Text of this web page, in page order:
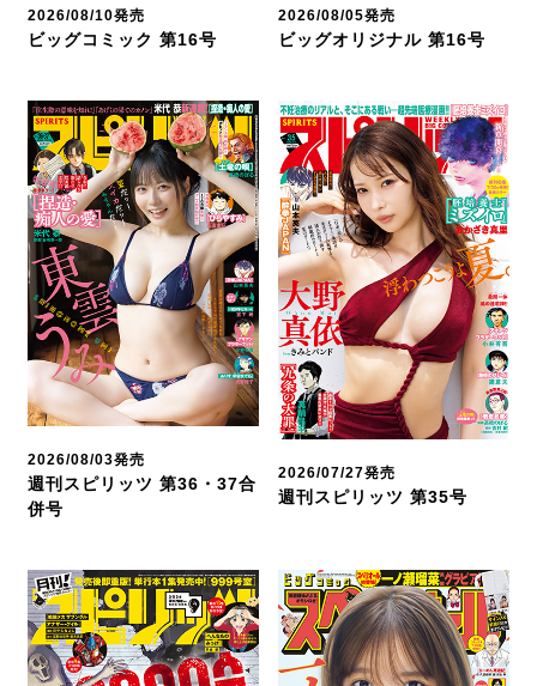
2026/08/10発売
ビッグコミック 第16号
2026/08/05発売
ビッグオリジナル 第16号
2026/08/03発売
週刊スピリッツ 第36・37合
併号
2026/07/27発売
週刊スピリッツ 第35号